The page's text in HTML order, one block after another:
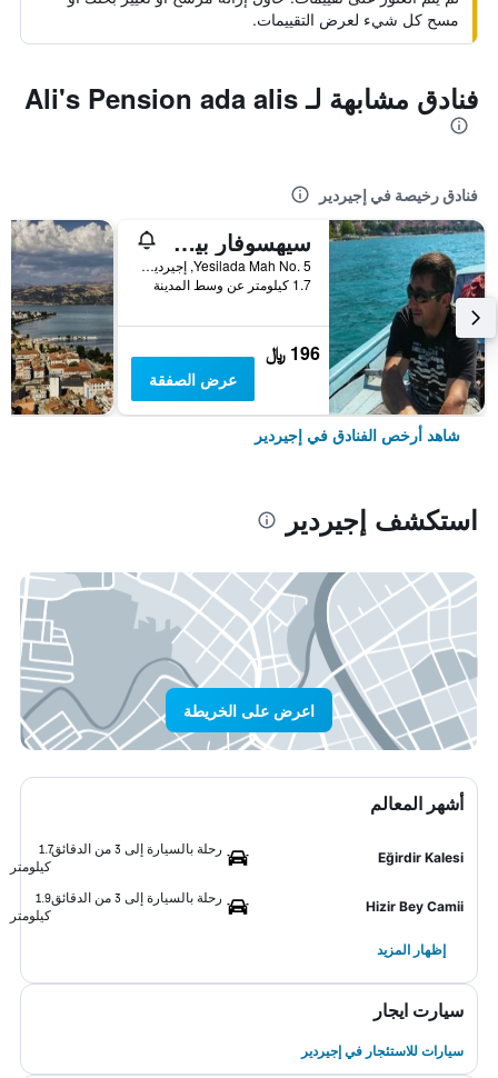
مسح كل شيء لعرض التقييمات.
فنادق مشابهة لـ Ali's Pension ada alis
فنادق رخيصة في إجيردير
سيهسوفار بيس بنسيون
Yesilada Mah No. 5, إجيردير, تركيا
1.7 كيلومتر عن وسط المدينة
196 ﷼
عرض الصفقة
شاهد أرخص الفنادق في إجيردير
استكشف إجيردير
اعرض على الخريطة
أشهر المعالم
Eğirdir Kalesi
رحلة بالسيارة إلى 3 من الدقائق
1.7
كيلومتر
Hizir Bey Camii
رحلة بالسيارة إلى 3 من الدقائق
1.9
كيلومتر
إظهار المزيد
سيارت ايجار
سيارات للاستئجار في إجيردير